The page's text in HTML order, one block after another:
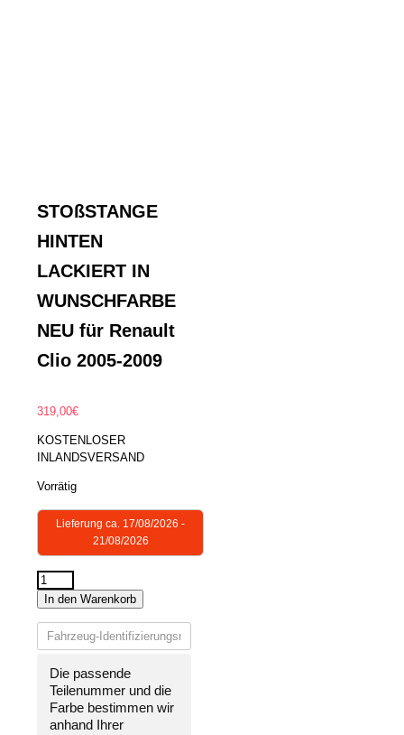
STOßSTANGE
HINTEN
LACKIERT IN
WUNSCHFARBE
NEU für Renault
Clio 2005-2009
319,00€
KOSTENLOSER
INLANDSVERSAND
Vorrätig
Lieferung ca. 17/08/2026 -
21/08/2026
STOßSTANGE
LACKIERT
IN
WUNSCHFARBE
NEU
Renault
In den Warenkorb
Die passende
Teilenummer und die
Farbe bestimmen wir
anhand Ihrer